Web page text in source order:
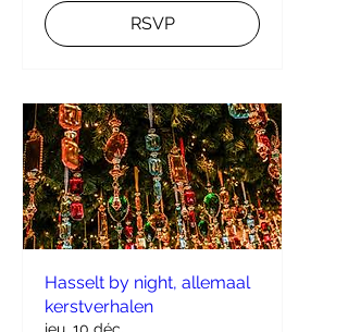
RSVP
Hasselt by night, allemaal
kerstverhalen